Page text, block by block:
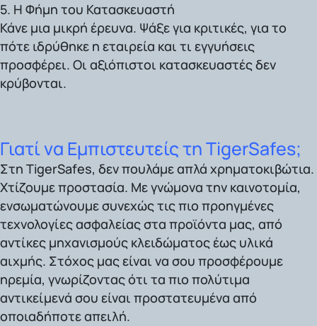
5. Η Φήμη του Κατασκευαστή
Κάνε μια μικρή έρευνα. Ψάξε για κριτικές, για το
πότε ιδρύθηκε η εταιρεία και τι εγγυήσεις
προσφέρει. Οι αξιόπιστοι κατασκευαστές δεν
κρύβονται.
Γιατί να Εμπιστευτείς τη TigerSafes;
Στη TigerSafes, δεν πουλάμε απλά χρηματοκιβώτια.
Χτίζουμε προστασία. Με γνώμονα την καινοτομία,
ενσωματώνουμε συνεχώς τις πιο προηγμένες
τεχνολογίες ασφαλείας στα προϊόντα μας, από
αντίκες μηχανισμούς κλειδώματος έως υλικά
αιχμής. Στόχος μας είναι να σου προσφέρουμε
ηρεμία, γνωρίζοντας ότι τα πιο πολύτιμα
αντικείμενά σου είναι προστατευμένα από
οποιαδήποτε απειλή.